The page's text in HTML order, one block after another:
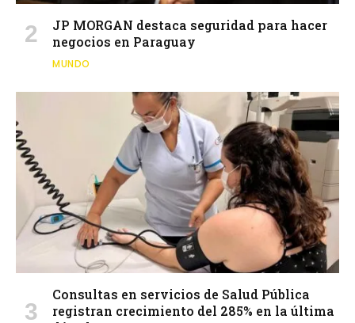
JP MORGAN destaca seguridad para hacer
negocios en Paraguay
MUNDO
Consultas en servicios de Salud Pública
registran crecimiento del 285% en la última